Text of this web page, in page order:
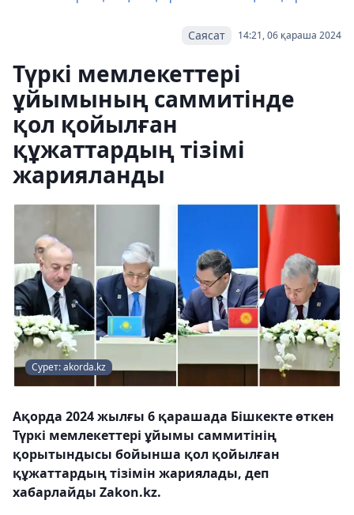
14:21, 06 қараша 2024
Саясат
Түркі мемлекеттері
ұйымының саммитінде
қол қойылған
құжаттардың тізімі
жарияланды
Сурет: akorda.kz
Ақорда 2024 жылғы 6 қарашада Бішкекте өткен
Түркі мемлекеттері ұйымы саммитінің
қорытындысы бойынша қол қойылған
құжаттардың тізімін жариялады, деп
хабарлайды Zakon.kz.